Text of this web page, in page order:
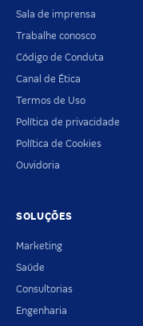
Sala de imprensa
Trabalhe conosco
Código de Conduta
Canal de Ética
Termos de Uso
Política de privacidade
Política de Cookies
Ouvidoria
SOLUÇÕES
Marketing
Saúde
Consultorias
Engenharia